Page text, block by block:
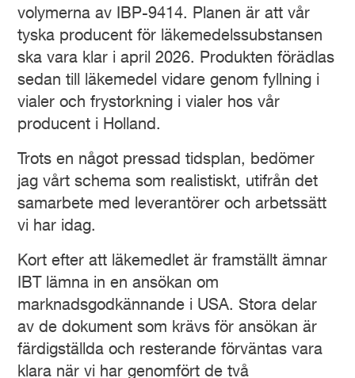
volymerna av IBP-9414. Planen är att vår
tyska producent för läkemedelssubstansen
ska vara klar i april 2026. Produkten förädlas
sedan till läkemedel vidare genom fyllning i
vialer och frystorkning i vialer hos vår
producent i Holland.
Trots en något pressad tidsplan, bedömer
jag vårt schema som realistiskt, utifrån det
samarbete med leverantörer och arbetssätt
vi har idag.
Kort efter att läkemedlet är framställt ämnar
IBT lämna in en ansökan om
marknadsgodkännande i USA. Stora delar
av de dokument som krävs för ansökan är
färdigställda och resterande förväntas vara
klara när vi har genomfört de två